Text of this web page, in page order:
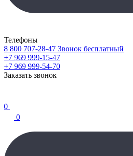
Телефоны
8 800 707-28-47 Звонок бесплатный
+7 969 999-15-47
+7 969 999-54-70
Заказать звонок
0
0